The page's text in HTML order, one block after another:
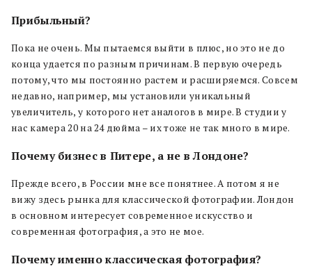
Прибыльный?
Пока не очень. Мы пытаемся выйти в плюс, но это не до
конца удается по разным причинам. В первую очередь
потому, что мы постоянно растем и расширяемся. Совсем
недавно, например, мы установили уникальный
увеличитель, у которого нет аналогов в мире. В студии у
нас камера 20 на 24 дюйма – их тоже не так много в мире.
Почему бизнес в Питере, а не в Лондоне?
Прежде всего, в России мне все понятнее. А потом я не
вижу здесь рынка для классической фотографии. Лондон
в основном интересует современное искусство и
современная фотография, а это не мое.
Почему именно классическая фотография?